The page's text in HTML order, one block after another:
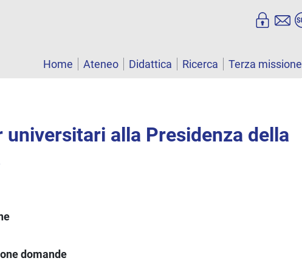
Home
Ateneo Didattica Ricerca Terza missione
universitari alla Presidenza della
domande